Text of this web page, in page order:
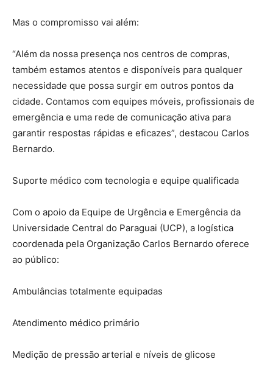
Mas o compromisso vai além:
“Além da nossa presença nos centros de compras,
também estamos atentos e disponíveis para qualquer
necessidade que possa surgir em outros pontos da
cidade. Contamos com equipes móveis, profissionais de
emergência e uma rede de comunicação ativa para
garantir respostas rápidas e eficazes”, destacou Carlos
Bernardo.
Suporte médico com tecnologia e equipe qualificada
Com o apoio da Equipe de Urgência e Emergência da
Universidade Central do Paraguai (UCP), a logística
coordenada pela Organização Carlos Bernardo oferece
ao público:
Ambulâncias totalmente equipadas
Atendimento médico primário
Medição de pressão arterial e níveis de glicose